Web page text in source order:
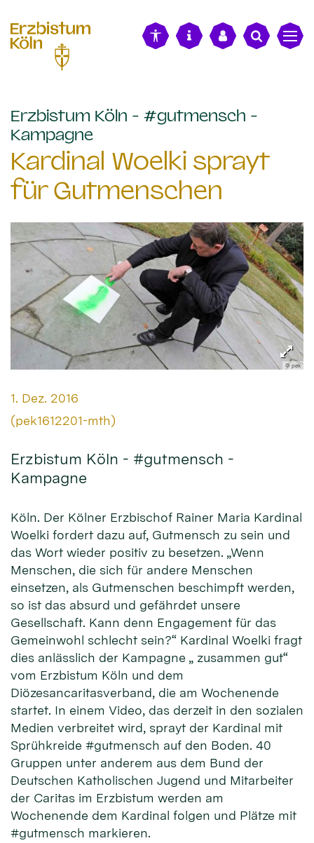
Erzbistum Köln - #gutmensch -
Kampagne:
Kardinal Woelki sprayt
für Gutmenschen
© pek
Datum:
1. Dez. 2016
Von:
(pek1612201-mth)
Erzbistum Köln - #gutmensch -
Kampagne
Köln. Der Kölner Erzbischof Rainer Maria Kardinal
Woelki fordert dazu auf, Gutmensch zu sein und
das Wort wieder positiv zu besetzen. „Wenn
Menschen, die sich für andere Menschen
einsetzen, als Gutmenschen beschimpft werden,
so ist das absurd und gefährdet unsere
Gesellschaft. Kann denn Engagement für das
Gemeinwohl schlecht sein?“ Kardinal Woelki fragt
dies anlässlich der Kampagne „ zusammen gut“
vom Erzbistum Köln und dem
Diözesancaritasverband, die am Wochenende
startet. In einem Video, das derzeit in den sozialen
Medien verbreitet wird, sprayt der Kardinal mit
Sprühkreide #gutmensch auf den Boden. 40
Gruppen unter anderem aus dem Bund der
Deutschen Katholischen Jugend und Mitarbeiter
der Caritas im Erzbistum werden am
Wochenende dem Kardinal folgen und Plätze mit
#gutmensch markieren.